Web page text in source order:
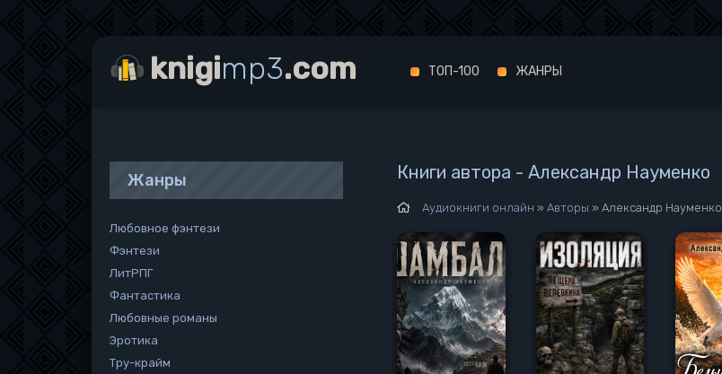
Книги автора - Александр Науменко
Аудиокниги онлайн » Авторы » Александр Науменко
Жанры
Любовное фэнтези
Фэнтези
ЛитРПГ
Фантастика
Любовные романы
Эротика
Тру-крайм
knigimp3.com ТОП-100 ЖАНРЫ